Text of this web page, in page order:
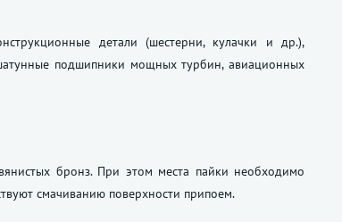
детали (шестерни, кулачки и др.),
подшипники мощных турбин, авиационных
бронз. При этом места пайки необходимо
смачиванию поверхности припоем.